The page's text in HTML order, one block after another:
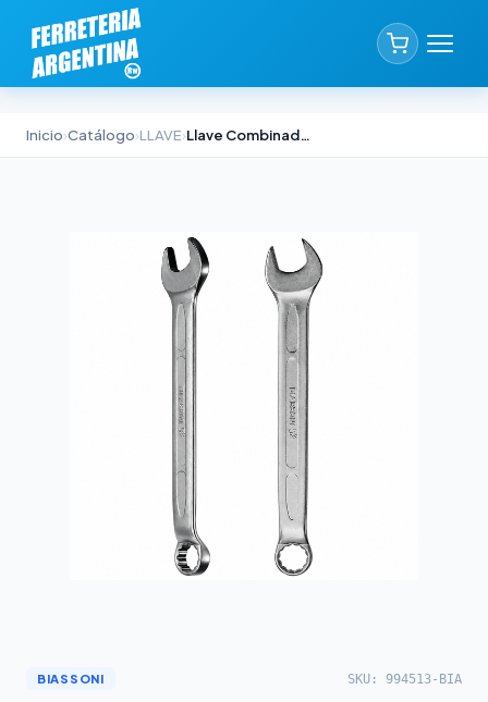
Inicio›Catálogo›LLAVE› Llave Combinada Acodada 18mm Biassoni
BIASSONI SKU: 994513-BIA